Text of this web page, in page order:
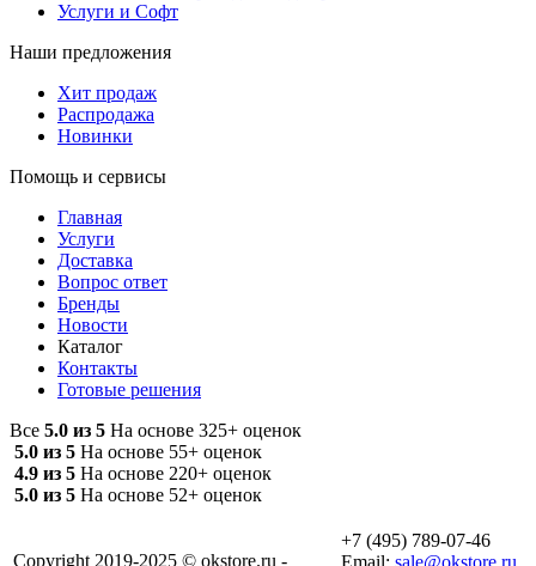
Услуги и Софт
Наши предложения
Хит продаж
Распродажа
Новинки
Помощь и сервисы
Главная
Услуги
Доставка
Вопрос ответ
Бренды
Новости
Каталог
Контакты
Готовые решения
Все 5.0 из 5 На основе 325+ оценок
5.0 из 5 На основе 55+ оценок
4.9 из 5 На основе 220+ оценок
5.0 из 5 На основе 52+ оценок
Copyright 2019-2025 © okstore.ru -
+7 (495) 789-07-46
Email: sale@okstore.ru